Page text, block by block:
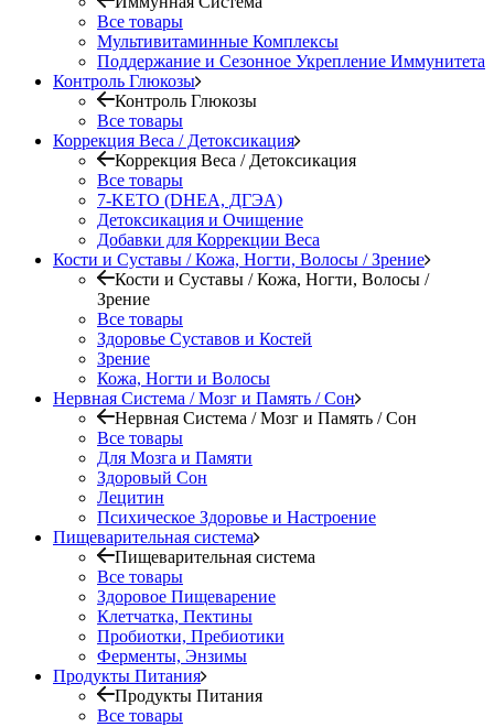
Все товары
Мультивитаминные Комплексы
Поддержание и Сезонное Укрепление Иммунитета
Контроль Глюкозы
Контроль Глюкозы
Все товары
Коррекция Веса / Детоксикация
Коррекция Веса / Детоксикация
Все товары
7-KETO (DHEA, ДГЭА)
Детоксикация и Очищение
Добавки для Коррекции Веса
Кости и Суставы / Кожа, Ногти, Волосы / Зрение
Кости и Суставы / Кожа, Ногти, Волосы /
Зрение
Все товары
Здоровье Суставов и Костей
Зрение
Кожа, Ногти и Волосы
Нервная Система / Мозг и Память / Сон
Нервная Система / Мозг и Память / Сон
Все товары
Для Мозга и Памяти
Здоровый Сон
Лецитин
Психическое Здоровье и Настроение
Пищеварительная система
Пищеварительная система
Все товары
Здоровое Пищеварение
Клетчатка, Пектины
Пробиотки, Пребиотики
Ферменты, Энзимы
Продукты Питания
Продукты Питания
Все товары